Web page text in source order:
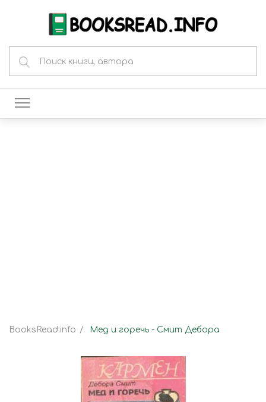
BooksRead.info Мед и горечь - Смит Дебора